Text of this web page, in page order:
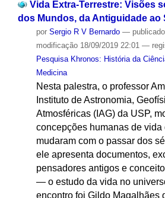
Vida Extra-Terrestre: Visões
dos Mundos, da Antiguidade ao
por Sergio R V Bernardo — publicado
modificação18/09/2019 22:01 —
Pesquisa Khronos: História da
Medicina
Nesta palestra, o professor
Instituto de Astronomia,
Atmosféricas (IAG) da USP,
concepções humanas de vida
mudaram com o passar dos
ele apresenta documentos,
pensadores antigos e
— o estudo da vida no
encontro foi Gildo Magalhães